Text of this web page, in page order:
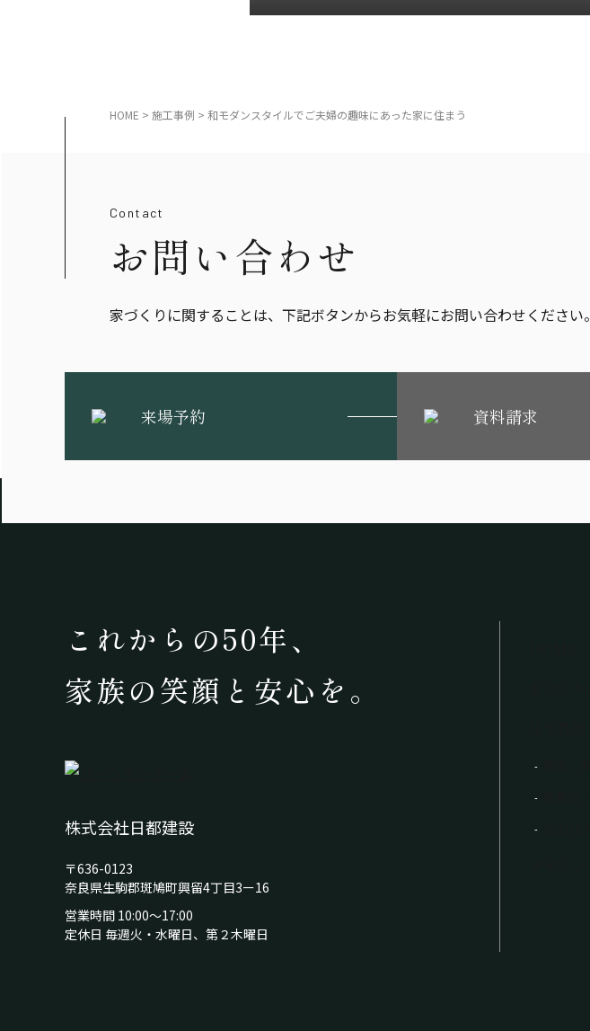
HOME > 施工事例 > 和モダンスタイルでご夫婦の趣味にあった家に住まう
Contact
お問い合わせ
家づくりに関することは、下記ボタンからお気軽にお問い合わせください。
来場予約 資料請求
これからの50年、
家族の笑顔と安心を。
株式会社日都建設
〒636-0123
奈良県生駒郡斑鳩町興留4丁目3ー16
営業時間 10:00～17:00
定休日 毎週火・水曜日、第２木曜日